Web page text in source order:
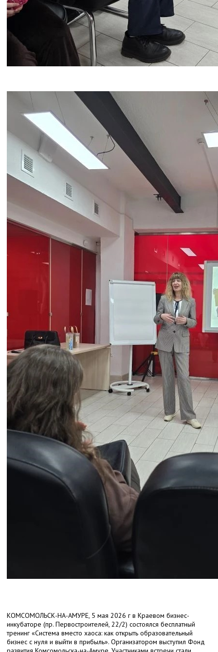
КОМСОМОЛЬСК-НА-АМУРЕ, 5 мая 2026 г в Краевом бизнес-
инкубаторе (пр. Первостроителей, 22/2) состоялся бесплатный
тренинг «Система вместо хаоса: как открыть образовательный
бизнес с нуля и выйти в прибыль». Организатором выступил Фонд